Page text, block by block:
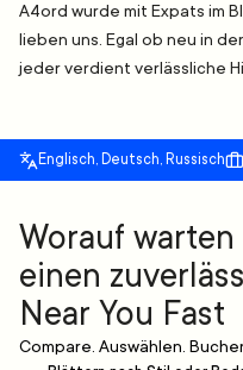
A4ord wurde mit Expats im
lieben uns. Egal ob neu in
jeder verdient verlässliche
Englisch, Deutsch, Russisch
Worauf warten
einen
Near You Fast
Compare. Auswählen.